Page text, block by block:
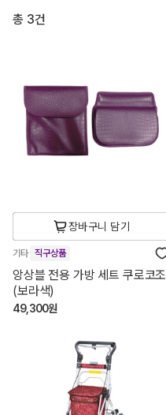
총 3건
장바구니 담기
기타 직구상품
앙상블 전용 가방 세트 쿠로코조
(보라색)
49,300원